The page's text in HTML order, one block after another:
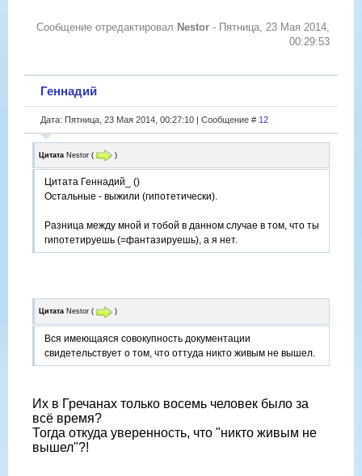
Сообщение отредактировал Nestor - Пятница, 23 Мая 2014,
00:29:53
Геннадий
Дата: Пятница, 23 Мая 2014, 00:27:10 | Сообщение # 12
Цитата Nestor ( )
Цитата Геннадий_ ()
Остальные - выжили (гипотетически).
Разница между мной и тобой в данном случае в том, что ты
гипотетируешь (=фантазируешь), а я нет.
Цитата Nestor ( )
Вся имеющаяся совокупность документации
свидетельствует о том, что оттуда никто живым не вышел.
Их в Гречанах только восемь человек было за
всё время?
Тогда откуда уверенность, что "никто живым не
вышел"?!